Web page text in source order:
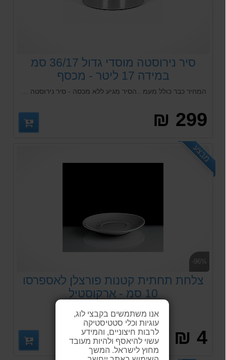
אנו משתמשים בקבצי לוג,
עוגיות וכלי סטטיסטיקה
לרבות חיצוניים, והמידע
עשוי להיאסף ולהיות מעובד
מחוץ לישראל. המשך
סיר נירוסטה מוסדי גדול 36/17 סמ
במידה 17 ליטר - מכסף
299 ₪
מבצע
-96%
צלחת תחתית קטנות פורצלן לאספרסו
10 סמ - ארקוסטיל
4 ₪